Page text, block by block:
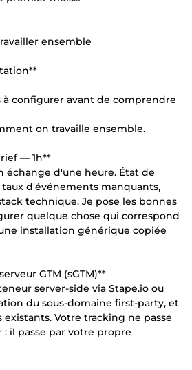
ensemble
à configurer avant de comprendre
on travaille ensemble.
— 1h**
échange d'une heure. État de
d'événements manquants,
technique. Je pose les bonnes
quelque chose qui correspond
installation générique copiée
GTM (sGTM)**
server-side via Stape.io ou
du sous-domaine first-party, et
Votre tracking ne passe
il passe par votre propre